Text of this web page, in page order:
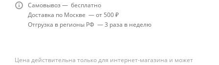
Самовывоз — бесплатно
Доставка по Москве — от 500 ₽
Отгрузка в регионы РФ — 3 раза в неделю
Цена действительна только для интернет-магазина и может